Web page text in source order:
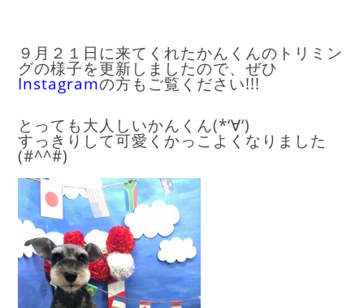
９月２１日に来てくれたかんくんのトリミン
グの様子を更新しましたので、ぜひ
Instagramの方もご覧ください!!!
とっても大人しいかんくん(*‘∀‘)
すっきりして可愛くかっこよくなりました
(#^^#)